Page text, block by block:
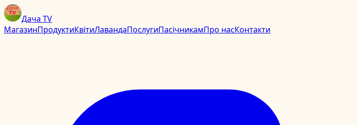
Дача TV
МагазинПродуктиКвітиЛавандаПослугиПасічникамПро насКонтакти